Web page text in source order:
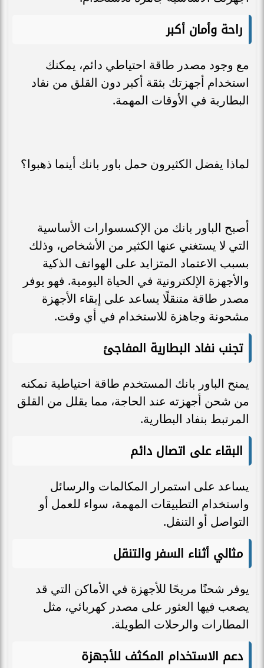
راحة وأمان أكبر
مع وجود مصدر طاقة احتياطي دائم، يمكنك
استخدام أجهزتك بثقة أكبر دون القلق من نفاد
البطارية في الأوقات المهمة.
لماذا يفضل الكثيرون حمل باور بانك أينما ذهبوا؟
أصبح الباور بانك من الإكسسوارات الأساسية
التي لا يستغني عنها الكثير من الأشخاص، وذلك
بسبب الاعتماد المتزايد على الهواتف الذكية
والأجهزة الإلكترونية في الحياة اليومية. فهو يوفر
مصدر طاقة متنقلًا يساعد على إبقاء الأجهزة
مشحونة وجاهزة للاستخدام في أي وقت.
تجنب نفاد البطارية المفاجئ
يمنح الباور بانك المستخدم طاقة احتياطية تمكنه
من شحن أجهزته عند الحاجة، مما يقلل من القلق
المرتبط بنفاد البطارية.
البقاء على اتصال دائم
يساعد على استمرار المكالمات والرسائل
واستخدام التطبيقات المهمة، سواء للعمل أو
التواصل أو التنقل.
مثالي أثناء السفر والتنقل
يوفر شحنًا مريحًا للأجهزة في الأماكن التي قد
يصعب فيها العثور على مصدر كهربائي، مثل
المطارات والرحلات الطويلة.
دعم الاستخدام المكثف للأجهزة